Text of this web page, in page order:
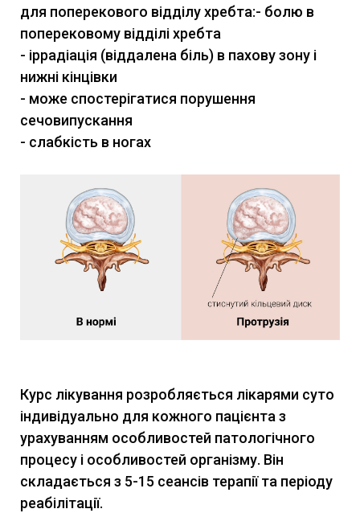
для поперекового відділу хребта:- болю в
поперековому відділі хребта
- іррадіація (віддалена біль) в пахову зону і
нижні кінцівки
- може спостерігатися порушення
сечовипускання
- слабкість в ногах
Курс лікування розробляється лікарями суто
індивідуально для кожного пацієнта з
урахуванням особливостей патологічного
процесу і особливостей організму. Він
складається з 5-15 сеансів терапії та періоду
реабілітації.